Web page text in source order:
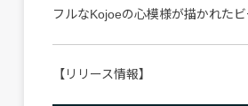
フルなKojoeの心模様が描かれた
【リリース情報】